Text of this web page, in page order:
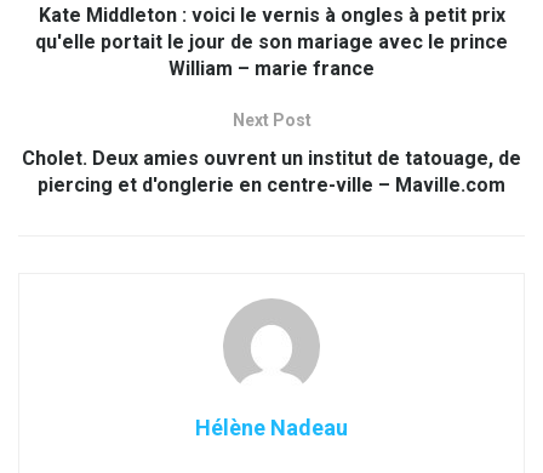
Kate Middleton : voici le vernis à ongles à petit prix
qu'elle portait le jour de son mariage avec le prince
William – marie france
Next Post
Cholet. Deux amies ouvrent un institut de tatouage, de
piercing et d'onglerie en centre-ville – Maville.com
Hélène Nadeau